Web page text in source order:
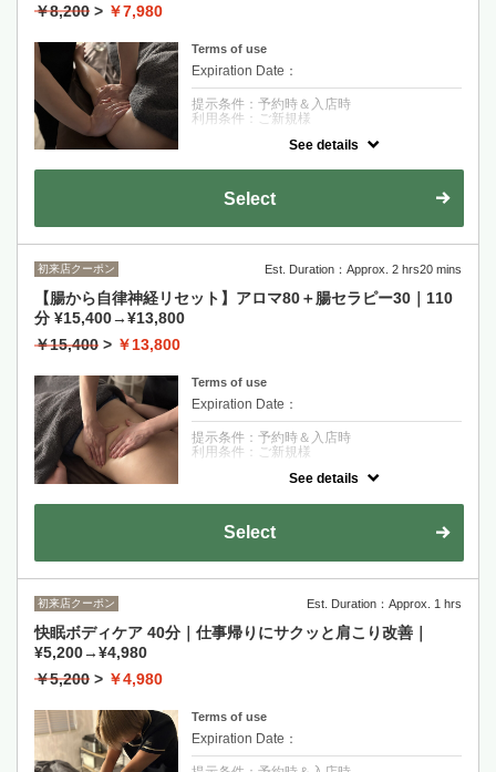
￥8,200 > ￥7,980
Terms of use
Expiration Date：
提示条件：予約時＆入店時
利用条件：ご新規様
肩こりによる腕の疲れ、頭の疲れに特化した
を使用します。
See details
Select
初来店クーポン Est. Duration：Approx. 2 hrs20 mins
【腸から自律神経リセット】アロマ80＋腸セラピー30｜110
分 ¥15,400→¥13,800
￥15,400 > ￥13,800
Terms of use
Expiration Date：
提示条件：予約時＆入店時
利用条件：ご新規様
第2の脳である腸を整える＋全身の滞りを押
し流すアロマトリートメントの相性抜群コー
スです！※オイルを使用します。
See details
Select
初来店クーポン Est. Duration：Approx. 1 hrs
快眠ボディケア 40分｜仕事帰りにサクッと肩こり改善｜
¥5,200→¥4,980
￥5,200 > ￥4,980
Terms of use
Expiration Date：